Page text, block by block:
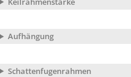
Aufhängung
Schattenfugenrahmen